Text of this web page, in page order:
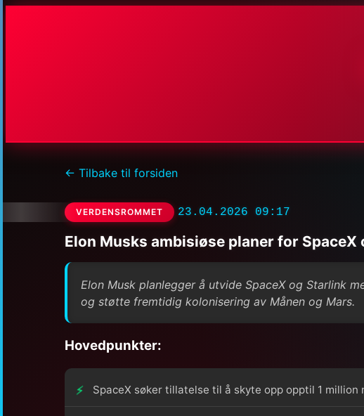
← Tilbake til forsiden
VERDENSROMMET 23.04.2026 09:17
Elon Musks ambisiøse planer for SpaceX
Elon Musk planlegger å utvide SpaceX og Starlink
og støtte fremtidig kolonisering av Månen og Mars.
Hovedpunkter:
SpaceX søker tillatelse til å skyte opp opptil 1